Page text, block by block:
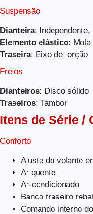
Suspensão
Dianteira:
Elemento elástico: Mola
Traseira: Eixo de torção
Freios
Dianteiros: Disco sólido
Traseiros: Tambor
Itens de Série /
Conforto
Ajuste do volante
Ar quente
Ar-condicionado
Banco traseiro
Comando interno